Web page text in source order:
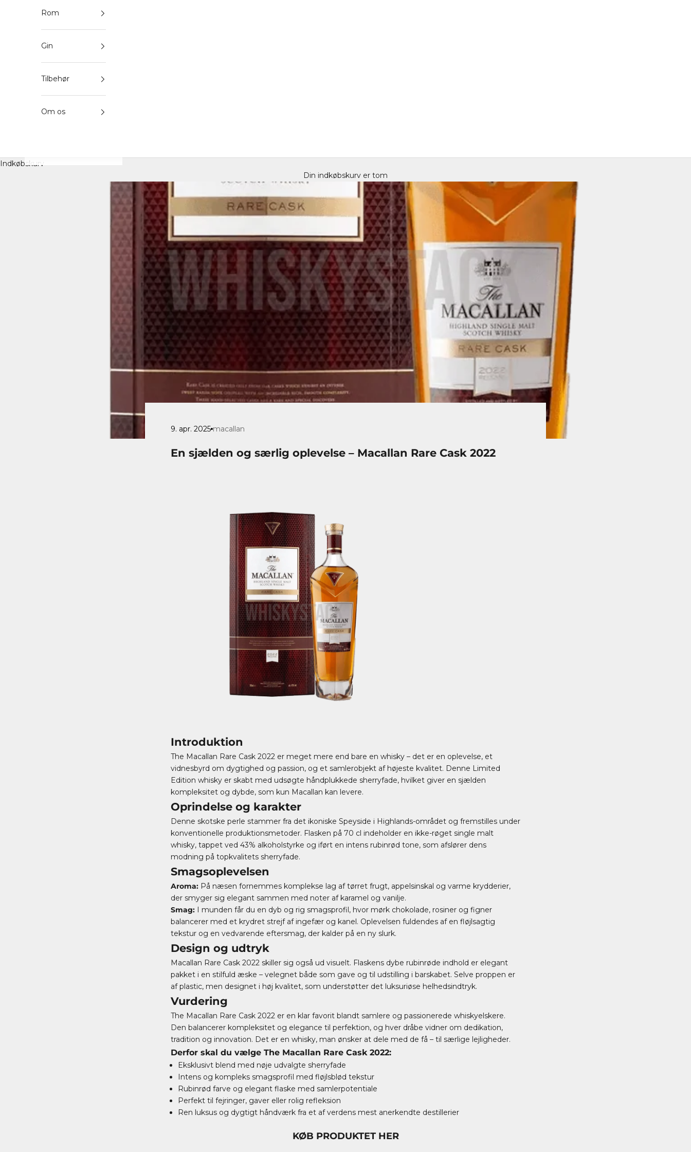
Rom
Gin
Tilbehør
Om os
Indkøbskurv
Din indkøbskurv er tom
9. apr. 2025 macallan
En sjælden og særlig oplevelse – Macallan Rare Cask 2022
Introduktion
The Macallan Rare Cask 2022 er meget mere end bare en whisky – det er en oplevelse, et
vidnesbyrd om dygtighed og passion, og et samlerobjekt af højeste kvalitet. Denne Limited
Edition whisky er skabt med udsøgte håndplukkede sherryfade, hvilket giver en sjælden
kompleksitet og dybde, som kun Macallan kan levere.
Oprindelse og karakter
Denne skotske perle stammer fra det ikoniske Speyside i Highlands-området og fremstilles under
konventionelle produktionsmetoder. Flasken på 70 cl indeholder en ikke-røget single malt
whisky, tappet ved 43% alkoholstyrke og iført en intens rubinrød tone, som afslører dens
modning på topkvalitets sherryfade.
Smagsoplevelsen
Aroma: På næsen fornemmes komplekse lag af tørret frugt, appelsinskal og varme krydderier,
der smyger sig elegant sammen med noter af karamel og vanilje.
Smag: I munden får du en dyb og rig smagsprofil, hvor mørk chokolade, rosiner og figner
balancerer med et krydret strejf af ingefær og kanel. Oplevelsen fuldendes af en fløjlsagtig
tekstur og en vedvarende eftersmag, der kalder på en ny slurk.
Design og udtryk
Macallan Rare Cask 2022 skiller sig også ud visuelt. Flaskens dybe rubinrøde indhold er elegant
pakket i en stilfuld æske – velegnet både som gave og til udstilling i barskabet. Selve proppen er
af plastic, men designet i høj kvalitet, som understøtter det luksuriøse helhedsindtryk.
Vurdering
The Macallan Rare Cask 2022 er en klar favorit blandt samlere og passionerede whiskyelskere.
Den balancerer kompleksitet og elegance til perfektion, og hver dråbe vidner om dedikation,
tradition og innovation. Det er en whisky, man ønsker at dele med de få – til særlige lejligheder.
Derfor skal du vælge The Macallan Rare Cask 2022:
Eksklusivt blend med nøje udvalgte sherryfade
Intens og kompleks smagsprofil med fløjlsblød tekstur
Rubinrød farve og elegant flaske med samlerpotentiale
Perfekt til fejringer, gaver eller rolig refleksion
Ren luksus og dygtigt håndværk fra et af verdens mest anerkendte destillerier
KØB PRODUKTET HER